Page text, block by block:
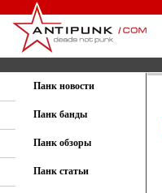
Панк новости
Панк банды
Панк обзоры
Панк статьи